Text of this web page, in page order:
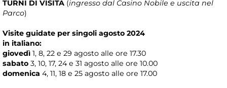
TURNI DI VISITA (ingresso dal Casino Nobile e uscita nel
Parco)
Visite guidate per singoli agosto 2024
in italiano:
giovedì 1, 8, 22 e 29 agosto alle ore 17.30
sabato 3, 10, 17, 24 e 31 agosto alle ore 10.00
domenica 4, 11, 18 e 25 agosto alle ore 17.00